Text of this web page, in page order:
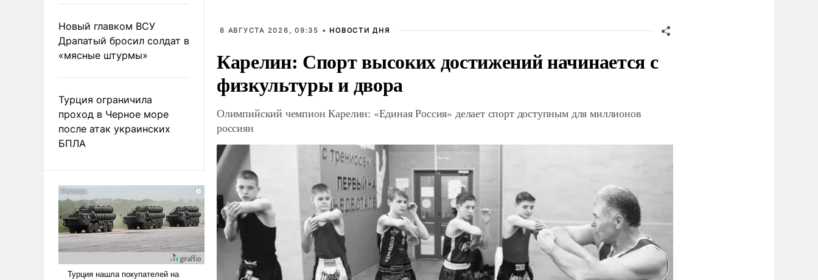
Новый главком ВСУ
Драпатый бросил солдат в
«мясные штурмы»
Турция ограничила
проход в Черное море
после атак украинских
БПЛА
8 АВГУСТА 2026, 09:35 • НОВОСТИ ДНЯ
Карелин: Спорт высоких достижений начинается с
физкультуры и двора
Олимпийский чемпион Карелин: «Единая Россия» делает спорт доступным для миллионов
россиян